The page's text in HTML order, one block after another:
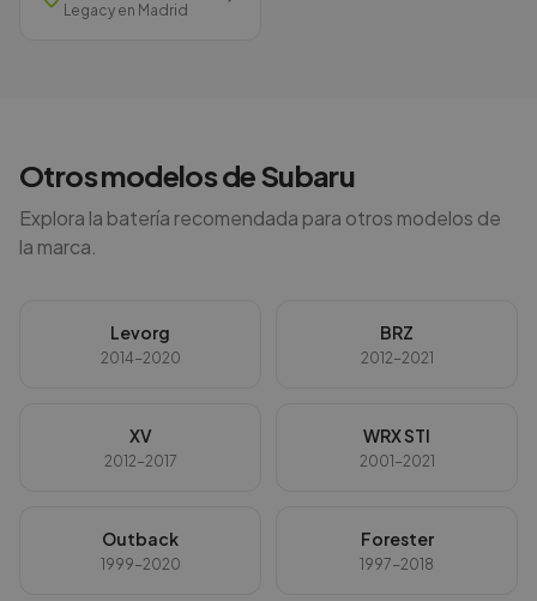
Legacy en Madrid
Otros modelos deSubaru
Explora la batería recomendada para otros modelos de
la marca.
Levorg
2014-2020
BRZ
2012-2021
XV
2012-2017
WRX STI
2001-2021
Outback
1999-2020
Forester
1997-2018